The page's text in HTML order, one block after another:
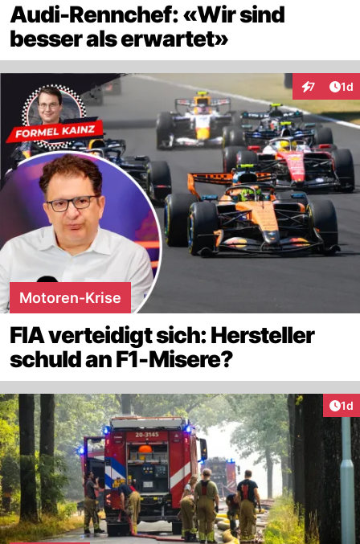
Audi-Rennchef: «Wir sind
besser als erwartet»
7 1d
Motoren-Krise
FIA verteidigt sich: Hersteller
schuld an F1-Misere?
1d